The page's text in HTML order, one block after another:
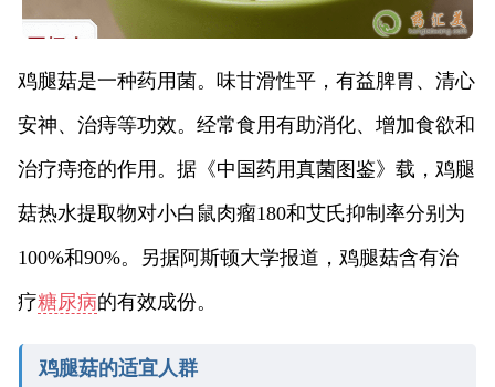
鸡腿菇是一种药用菌。味甘滑性平，有益脾胃、清心
安神、治痔等功效。经常食用有助消化、增加食欲和
治疗痔疮的作用。据《中国药用真菌图鉴》载，鸡腿
菇热水提取物对小白鼠肉瘤180和艾氏抑制率分别为
100%和90%。另据阿斯顿大学报道，鸡腿菇含有治
疗糖尿病的有效成份。
鸡腿菇的适宜人群